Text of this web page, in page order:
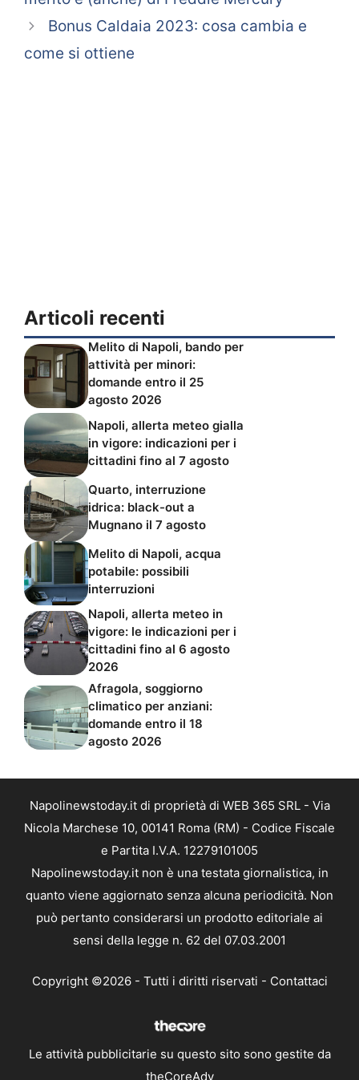
Bonus Caldaia 2023: cosa cambia e
come si ottiene
Articoli recenti
Melito di Napoli, bando per
attività per minori:
domande entro il 25
agosto 2026
Napoli, allerta meteo gialla
in vigore: indicazioni per i
cittadini fino al 7 agosto
Quarto, interruzione
idrica: black-out a
Mugnano il 7 agosto
Melito di Napoli, acqua
potabile: possibili
interruzioni
Napoli, allerta meteo in
vigore: le indicazioni per i
cittadini fino al 6 agosto
2026
Afragola, soggiorno
climatico per anziani:
domande entro il 18
agosto 2026
Napolinewstoday.it di proprietà di WEB 365 SRL - Via
Nicola Marchese 10, 00141 Roma (RM) - Codice Fiscale
e Partita I.V.A. 12279101005
Napolinewstoday.it non è una testata giornalistica, in
quanto viene aggiornato senza alcuna periodicità. Non
può pertanto considerarsi un prodotto editoriale ai
sensi della legge n. 62 del 07.03.2001
Copyright ©2026 - Tutti i diritti riservati - Contattaci
Le attività pubblicitarie su questo sito sono gestite da
theCoreAdv